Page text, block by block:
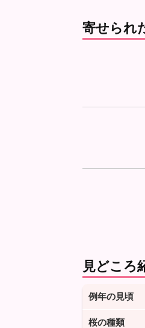
寄せられ
見どころ
例年の見頃
桜の種類